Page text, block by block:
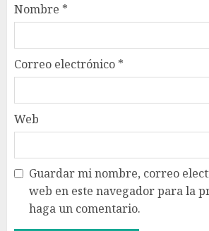
Nombre *
Correo electrónico *
Web
Guardar mi nombre, correo
web en este navegador para la
haga un comentario.